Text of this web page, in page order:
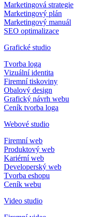
Marketingová strategie
Marketingový plán
Marketingový manuál
SEO optimalizace
Grafické studio
Tvorba loga
Vizuální identita
Firemní tiskoviny
Obalový design
Grafický návrh webu
Ceník tvorba loga
Webové studio
Firemní web
Produktový web
Kariérní web
Developerský web
Tvorba eshopu
Ceník webu
Video studio